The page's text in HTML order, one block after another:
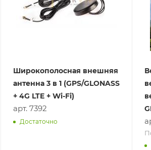
Широкополосная внешняя
антенна 3 в 1 (GPS/GLONASS
+ 4G LTE + Wi-Fi)
арт. 7392
Достаточно